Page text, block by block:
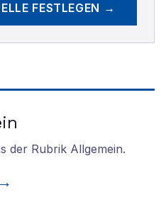
FESTLEGEN →
der Rubrik Allgemein.